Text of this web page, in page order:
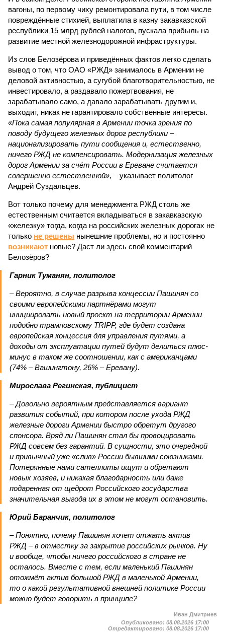
вагоны, по первому чиху ремонтировала пути, в том числе
повреждённые стихией, выплатила в казну закавказской
республики 15 млрд рублей налогов, пускала прибыль на
развитие местной железнодорожной инфраструктуры.
Из слов Белозёрова и приведённых фактов легко сделать
вывод о том, что ОАО «РЖД» занималось в Армении не
деловой активностью, а сугубой благотворительностью, не
инвестировало, а раздавало пожертвования, не
зарабатывало само, а давало зарабатывать другим и,
выходит, никак не гарантировало собственные интересы.
«Пока самая популярная в Армении точка зрения по
поводу будущего железных дорог рес­публики –
национализировать пути сообщения и, естественно,
ничего РЖД не компенсировать. Модернизация железных
дорог Армении за счёт России в Ереване считается
совершенно естественной», – указывает политолог
Андрей Суздальцев.
Вот только почему для менеджмента РЖД столь же
естественным считается вкладываться в закавказскую
«железку» тогда, когда на российских железных дорогах не
только не решены нынешние проблемы, но и постоянно
возникают новые? Даст ли здесь свой комментарий
Белозёров?
Гарник Туманян, политолог
– Вероятно, в случае разрыва концессии Пашинян со
своими европейскими партнёрами могут
инициировать новый проект на территории Армении
подобно трамповскому TRIPP, где будет создана
европейская концессия для управления путями, а
доходы от эксплуатации путей будут делиться плюс-
минус в таком же соотношении, как с американцами
(74% – Вашингтону, 26% – Еревану).
Мирослава Регинская, публицист
– Довольно вероятным представляется вариант
развития событий, при котором после ухода РЖД
железные дороги Армении быстро обретут другого
спонсора. Вряд ли Пашинян стал бы провоцировать
РЖД совсем без гарантий. В сущности, это очередной
и привычный уже «слив» России бывшими союзниками.
Потерянные нами сателлиты ищут и обретают
новых хозяев, и никакая благодарность или даже
подаренная от щедрот Российского государства
значительная выгода их в этом не могут остановить.
Юрий Баранчик, политолог
– Понятно, почему Пашинян хочет отжать актив
РЖД – в отместку за закрытие российских рынков. Ну
и вообще, чтобы ничего российского в стране не
осталось. Вместе с тем, если маленький Пашинян
отожмёт актив большой РЖД в маленькой Армении,
то о какой результативной внешней политике России
можно будет говорить в принципе?
Иван Дмитриев
Опубликовано: 08.08.2026 17:00
Отредактировано: 08.08.2026 17:00